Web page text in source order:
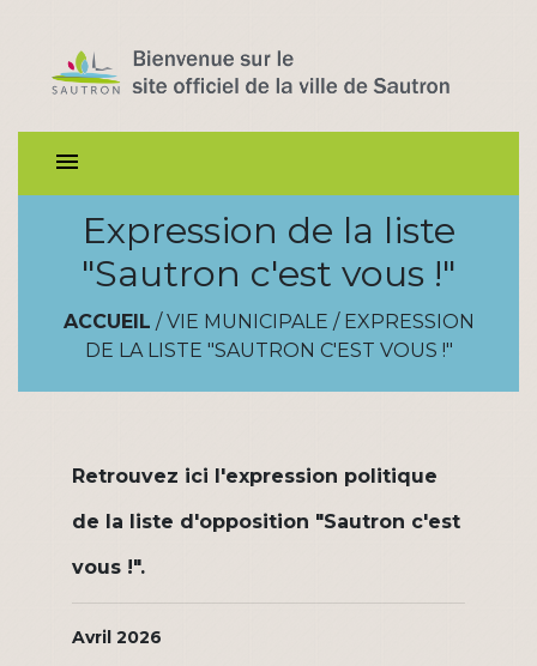
menu
Expression de la liste
"Sautron c'est vous !"
ACCUEIL /VIE MUNICIPALE / EXPRESSION
DE LA LISTE "SAUTRON C'EST VOUS !"
Retrouvez ici l'expression politique
de la liste d'opposition "Sautron c'est
vous !".
Avril 2026